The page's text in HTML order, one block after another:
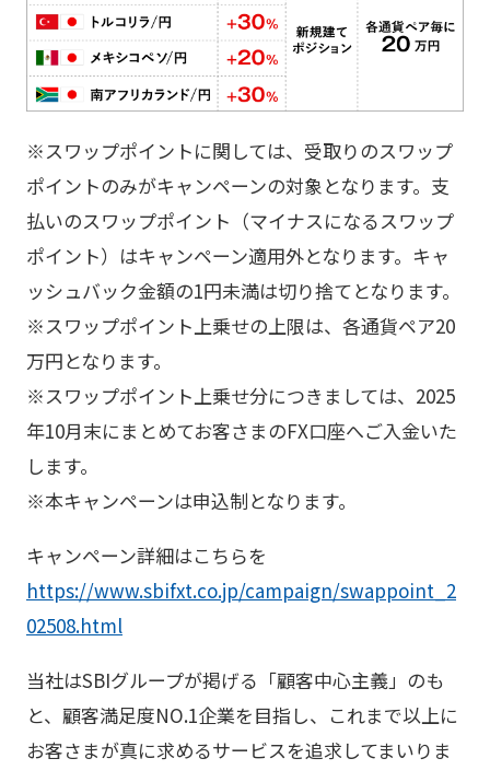
※スワップポイントに関しては、受取りのスワップ
ポイントのみがキャンペーンの対象となります。支
払いのスワップポイント（マイナスになるスワップ
ポイント）はキャンペーン適用外となります。キャ
ッシュバック金額の1円未満は切り捨てとなります。
※スワップポイント上乗せの上限は、各通貨ペア20
万円となります。
※スワップポイント上乗せ分につきましては、2025
年10月末にまとめてお客さまのFX口座へご入金いた
します。
※本キャンペーンは申込制となります。
キャンペーン詳細はこちらを
https://www.sbifxt.co.jp/campaign/swappoint_2
02508.html
当社はSBIグループが掲げる「顧客中心主義」のも
と、顧客満足度NO.1企業を目指し、これまで以上に
お客さまが真に求めるサービスを追求してまいりま